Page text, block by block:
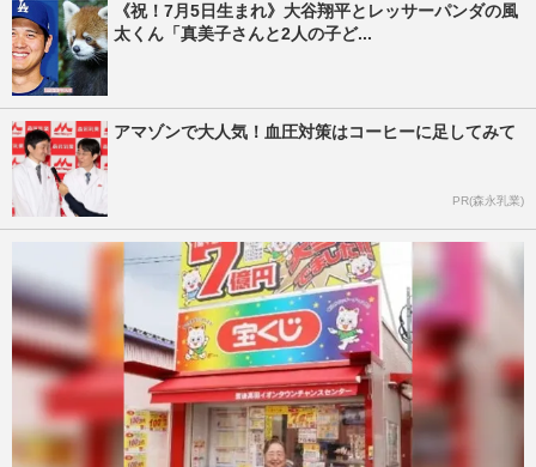
《祝！7月5日生まれ》大谷翔平とレッサーパンダの風
太くん「真美子さんと2人の子ど...
アマゾンで大人気！血圧対策はコーヒーに足してみて
PR(森永乳業)